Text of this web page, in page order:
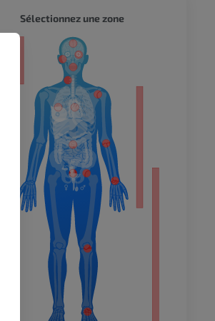
Sélectionnez une zone